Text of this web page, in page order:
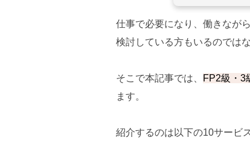
仕事で必要になり、働きなが
検討している方もいるのでは
そこで本記事では、 FP2級・3
ます。
紹介するのは以下の10サービ